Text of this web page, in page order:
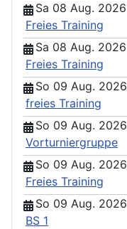
Sa 08 Aug. 2026
Freies Training
Sa 08 Aug. 2026
Freies Training
So 09 Aug. 2026
freies Training
So 09 Aug. 2026
Vorturniergruppe
So 09 Aug. 2026
Freies Training
So 09 Aug. 2026
BS 1